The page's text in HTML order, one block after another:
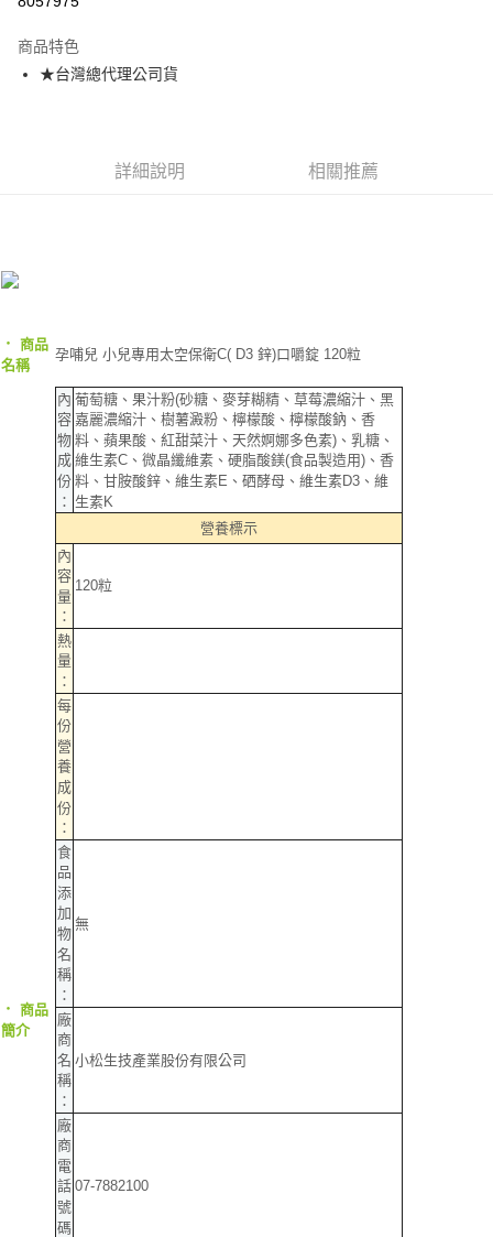
悠遊付
AFTEE先享後付是「在收到商品之後才付款」的支付方式。 讓您購物簡單
２．訂單成立數日內，您將收到繳費通知簡訊。
３．收到繳費通知簡訊後14天內，點擊此簡訊中的連結，可透過四大超商／
ATM／網路銀行／等多元方式進行付款，方視為交易完成。
※ 請注意：結帳手續完成當下不需立刻繳費，但若您需要取消訂單，請聯絡
購買商品的店家。未經商家同意取消之訂單仍視為有效，需透過AFTEE先享
後付繳納相關費用。
※ 交易是否成功請以「AFTEE先享後付 」之結帳頁面顯示為準，若有關於
是否繳費成功／繳費後需取消欲退款等相關疑問，請聯繫「AFTEE先享後付
客戶支援中心」
【注意事項】
１．透過由恩沛科技股份有限公司提供之「AFTEE先享後付」服務完成之交
易，需依本服務之必要範圍內提供個人資料，並將交易相關給付款項請求債
權轉讓予恩沛科技股份有限公司。
２．關於個人資料處理事宜，請瀏覽以下網址：
https://aftee.tw/terms/#terms3
３．未成年的使用者請事先徵得法定代理人或監護人之同意方可使用
「AFTEE先享後付」，若未經同意申辦者引起之損失，本公司不負相關責
４．使用「AFTEE先享後付」時，將依據個別帳號之用戶狀況，依本公司即
時審查核予不同之上限額度；若仍有額度不足之情形，本公司將視審查結果
請求用戶進行身份認證。
５．嚴禁一人註冊多個帳號或使用他人資訊註冊。若發現惡意使用之情形，
恩沛科技股份有限公司將有權停止該用戶之使用額度並採取法律行動。
每筆NT$70，滿NT$600(含以上)免運費
每筆NT$70，滿NT$600(含以上)免運費
每筆NT$80，滿NT$600(含以上)免運費
郵局（離島配送）
每筆NT$125
免運費
商品特色
★台灣總代理公司貨
詳細說明 相關推薦
‧ 商品
名稱
孕哺兒 小兒專用太空保衛C( D3 鋅)口嚼錠 120粒
‧ 商品
簡介
內
容
物
成
份
：
葡萄糖、果汁粉(砂糖、麥芽糊精、草莓濃縮汁、黑
嘉麗濃縮汁、樹薯澱粉、檸檬酸、檸檬酸鈉、香
料、蘋果酸、紅甜菜汁、天然婀娜多色素)、乳糖、
維生素C、微晶纖維素、硬脂酸鎂(食品製造用)、香
料、甘胺酸鋅、維生素E、硒酵母、維生素D3、維
生素K
營養標示
內
容
量
：
120粒
熱
量
：
每
份
營
養
成
份
：
食
品
添
加
物
名
稱
：
無
廠
商
名
稱
：
小松生技產業股份有限公司
廠
商
電
話
號
碼
07-7882100